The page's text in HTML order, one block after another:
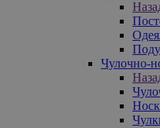
Чулочно-